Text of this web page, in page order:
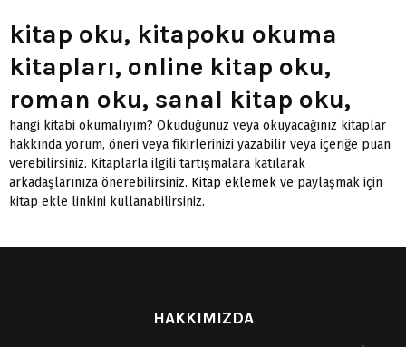
kitap oku, kitapoku okuma
kitapları, online kitap oku,
roman oku, sanal kitap oku,
hangi kitabi okumalıyım? Okuduğunuz veya okuyacağınız kitaplar
hakkında yorum, öneri veya fikirlerinizi yazabilir veya içeriğe puan
verebilirsiniz. Kitaplarla ilgili tartışmalara katılarak
arkadaşlarınıza önerebilirsiniz. Kitap eklemek ve paylaşmak için
kitap ekle linkini kullanabilirsiniz.
HAKKIMIZDA